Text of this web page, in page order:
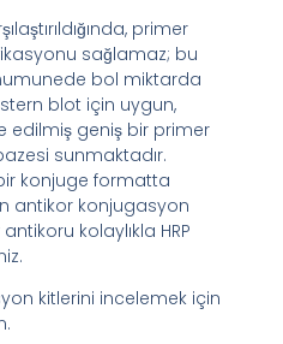
primer
sağlamaz; bu
bol miktarda
blot için uygun,
edilmiş geniş bir primer
sunmaktadır.
konjuge formatta
antikor konjugasyon
kolaylıkla HRP
kitlerini incelemek için